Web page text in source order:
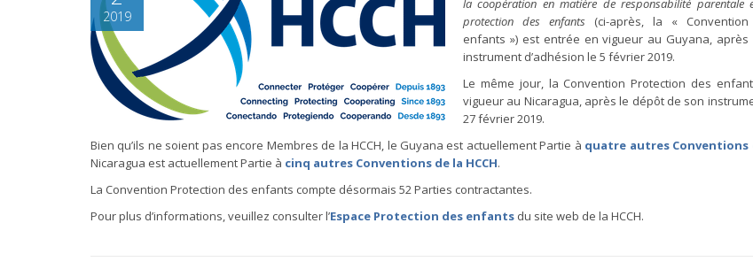
2019
la coopération en matière de responsabilité parentale
protection des enfants (ci-après, la «
enfants ») est entrée en vigueur au Guyana,
instrument d’adhésion le 5 février 2019.
Le même jour, la Convention Protection des
vigueur au Nicaragua, après le dépôt de son
27 février 2019.
Bien qu’ils ne soient pas encore Membres de la HCCH, le Guyana est actuellement Partie à quatre autres Conventions
Nicaragua est actuellement Partie à cinq autres Conventions de la HCCH.
La Convention Protection des enfants compte désormais 52 Parties contractantes.
Pour plus d’informations, veuillez consulter l’Espace Protection des enfants du site web de la HCCH.